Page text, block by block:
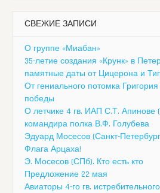
СВЕЖИЕ ЗАПИСИ
О группе «Миабан»
35-летие создания «Крунк» в
памятные даты от Цицерона и
От гениального потомка
победы
О летчике 4 гв. ИАП С.Т. Апинове
командира полка В.Ф. Голубева
Эдуард Мосесов (Санкт-
Флага Арцаха!
Э. Мосесов (СПб). Кто есть кто
Предложение 22 мая
Авиаторы 4-го гв.